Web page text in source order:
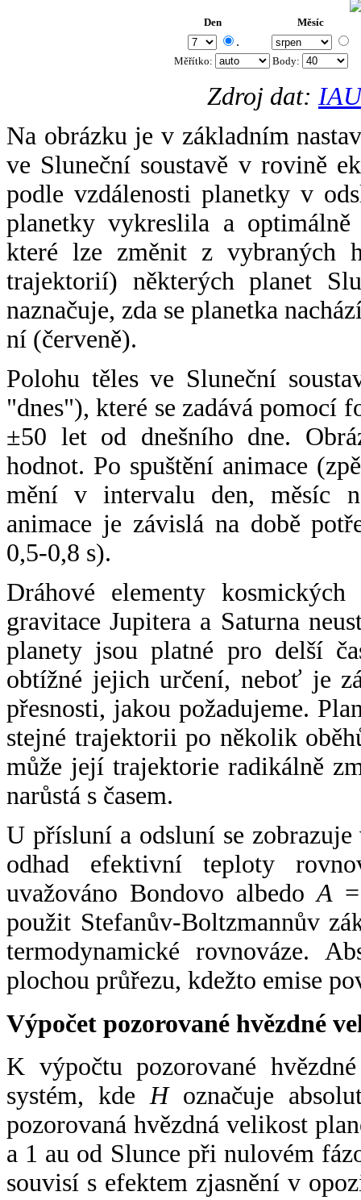
Den Měsíc
.
Měřítko: Body:
Zdroj dat:
Na obrázku je v základním
ve Sluneční soustavě v rovině
podle vzdálenosti planetky v
planetky vykreslila a
které lze změnit z vybraných
trajektorií) některých planet
naznačuje, zda se planetka
ní (červeně).
Polohu těles ve Sluneční
"dnes"), které se zadává pomocí
±50 let od dnešního dne.
hodnot. Po spuštění animace
mění v intervalu den, měsíc
animace je závislá na době
0,5-0,8 s).
Dráhové elementy
gravitace Jupitera a Saturna
planety jsou platné pro delší
obtížné jejich určení, neboť je
přesnosti, jakou požadujeme.
stejné trajektorii po několik
může její trajektorie radikálně
narůstá s časem.
U přísluní a odsluní se
odhad efektivní teploty
uvažováno Bondovo albedoA
použit Stefanův-Boltzmannův
termodynamické rovnováze.
plochou průřezu, kdežto emise
Výpočet pozorované hvězdné
K výpočtu pozorované
systém, kde Hoznačuje
pozorovaná hvězdná velikost
a 1 au od Slunce při nulovém
souvisí s efektem zjasnění v